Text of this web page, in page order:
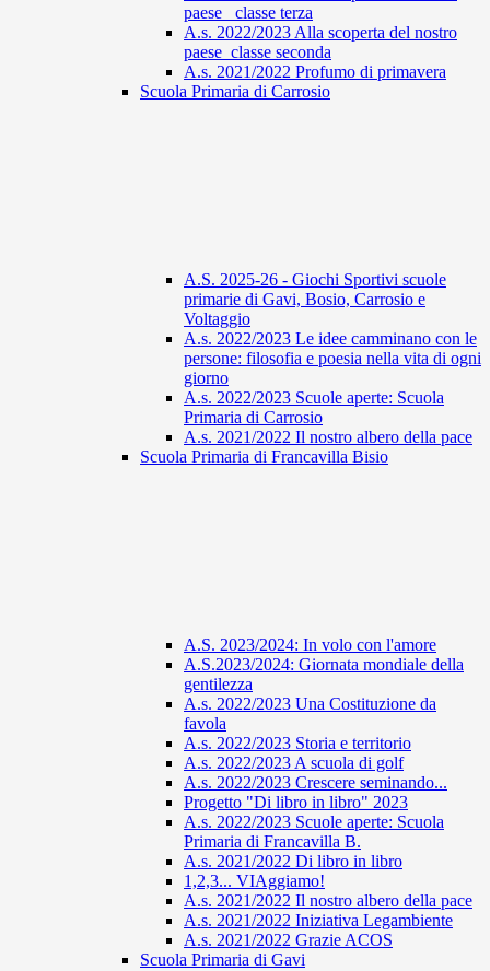
paese_ classe terza
A.s. 2022/2023 Alla scoperta del nostro
paese_classe seconda
A.s. 2021/2022 Profumo di primavera
Scuola Primaria di Carrosio
A.S. 2025-26 - Giochi Sportivi scuole
primarie di Gavi, Bosio, Carrosio e
Voltaggio
A.s. 2022/2023 Le idee camminano con le
persone: filosofia e poesia nella vita di ogni
giorno
A.s. 2022/2023 Scuole aperte: Scuola
Primaria di Carrosio
A.s. 2021/2022 Il nostro albero della pace
Scuola Primaria di Francavilla Bisio
A.S. 2023/2024: In volo con l'amore
A.S.2023/2024: Giornata mondiale della
gentilezza
A.s. 2022/2023 Una Costituzione da
favola
A.s. 2022/2023 Storia e territorio
A.s. 2022/2023 A scuola di golf
A.s. 2022/2023 Crescere seminando...
Progetto "Di libro in libro" 2023
A.s. 2022/2023 Scuole aperte: Scuola
Primaria di Francavilla B.
A.s. 2021/2022 Di libro in libro
1,2,3... VIAggiamo!
A.s. 2021/2022 Il nostro albero della pace
A.s. 2021/2022 Iniziativa Legambiente
A.s. 2021/2022 Grazie ACOS
Scuola Primaria di Gavi